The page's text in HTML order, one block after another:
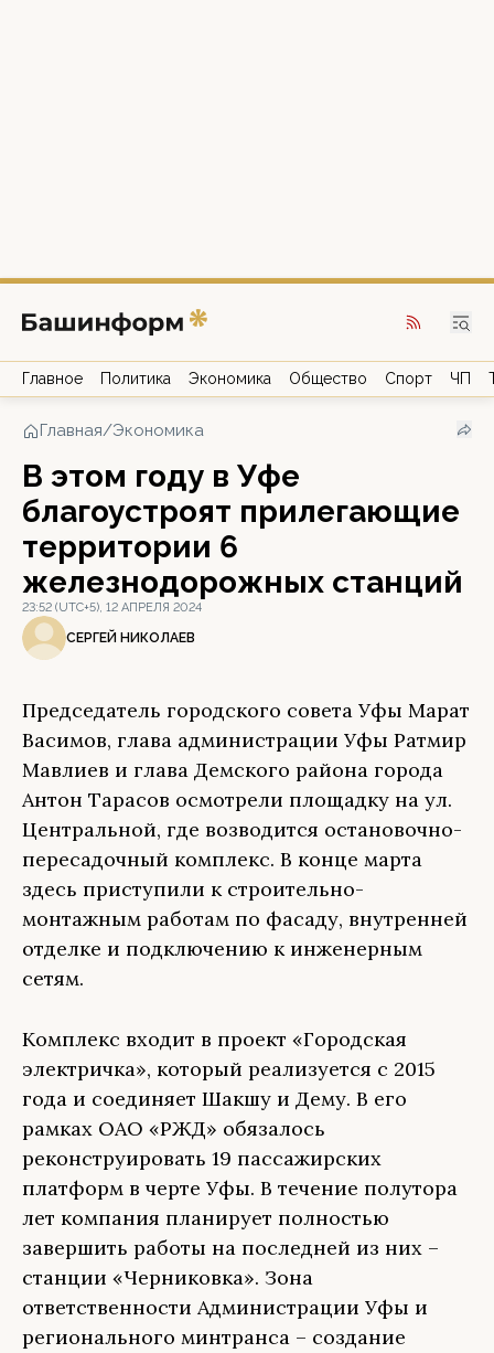
Главное Политика Экономика Общество Спорт ЧП
Главная/Экономика
В этом году в Уфе
благоустроят прилегающие
территории 6
железнодорожных станций
23:52 (UTC+5), 12 АПРЕЛЯ 2024
СЕРГЕЙ НИКОЛАЕВ
Председатель городского совета Уфы Марат
Васимов, глава администрации Уфы Ратмир
Мавлиев и глава Демского района города
Антон Тарасов осмотрели площадку на ул.
Центральной, где возводится остановочно-
пересадочный комплекс. В конце марта
здесь приступили к строительно-
монтажным работам по фасаду, внутренней
отделке и подключению к инженерным
сетям.
Комплекс входит в проект «Городская
электричка», который реализуется с 2015
года и соединяет Шакшу и Дему. В его
рамках ОАО «РЖД» обязалось
реконструировать 19 пассажирских
платформ в черте Уфы. В течение полутора
лет компания планирует полностью
завершить работы на последней из них –
станции «Черниковка». Зона
ответственности Администрации Уфы и
регионального минтранса – создание